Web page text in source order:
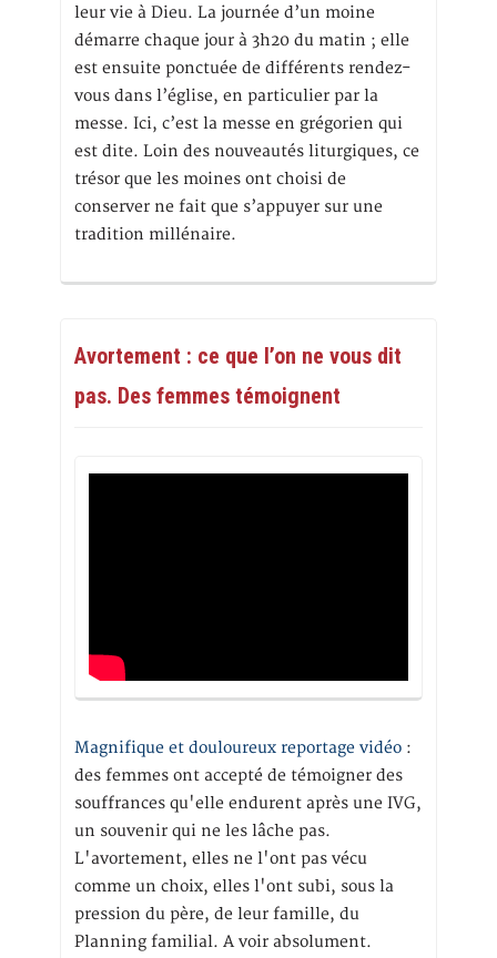
leur vie à Dieu. La journée d’un moine
démarre chaque jour à 3h20 du matin ; elle
est ensuite ponctuée de différents rendez-
vous dans l’église, en particulier par la
messe. Ici, c’est la messe en grégorien qui
est dite. Loin des nouveautés liturgiques, ce
trésor que les moines ont choisi de
conserver ne fait que s’appuyer sur une
tradition millénaire.
Avortement : ce que l’on ne vous dit
pas. Des femmes témoignent
Magnifique et douloureux reportage vidéo :
des femmes ont accepté de témoigner des
souffrances qu'elle endurent après une IVG,
un souvenir qui ne les lâche pas.
L'avortement, elles ne l'ont pas vécu
comme un choix, elles l'ont subi, sous la
pression du père, de leur famille, du
Planning familial. A voir absolument.